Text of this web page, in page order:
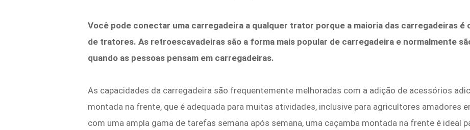
Você pode conectar uma carregadeira a qualquer trator porque a maioria das carregadeiras
de tratores. As retroescavadeiras são a forma mais popular de carregadeira e normalmente
quando as pessoas pensam em carregadeiras.
As capacidades da carregadeira são frequentemente melhoradas com a adição de acessórios
montada na frente, que é adequada para muitas atividades, inclusive para agricultores amadores
com uma ampla gama de tarefas semana após semana, uma caçamba montada na frente é ideal